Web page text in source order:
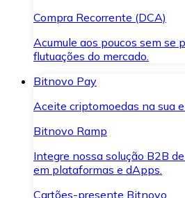
Compra Recorrente (DCA)
Acumule aos poucos sem se
flutuações do mercado.
Bitnovo Pay
Aceite criptomoedas na sua
Bitnovo Ramp
Integre nossa solução B2B
em plataformas e dApps.
Cartões-presente Bitnovo